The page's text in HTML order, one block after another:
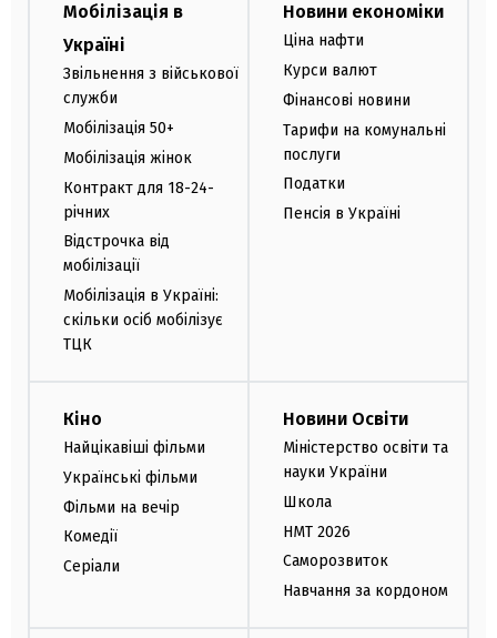
Мобілізація в
Україні
Звільнення з військової
служби
Мобілізація 50+
Мобілізація жінок
Контракт для 18-24-
річних
Відстрочка від
мобілізації
Мобілізація в Україні:
скільки осіб мобілізує
ТЦК
Новини економіки
Ціна нафти
Курси валют
Фінансові новини
Тарифи на комунальні
послуги
Податки
Пенсія в Україні
Кіно
Найцікавіші фільми
Українські фільми
Фільми на вечір
Комедії
Серіали
Новини Освіти
Міністерство освіти та
науки України
Школа
НМТ 2026
Саморозвиток
Навчання за кордоном